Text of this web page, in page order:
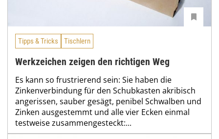
Tipps & Tricks Tischlern
Werkzeichen zeigen den richtigen Weg
Es kann so frustrierend sein: Sie haben die
Zinkenverbindung für den Schubkasten akribisch
angerissen, sauber gesägt, penibel Schwalben und
Zinken ausgestemmt und alle vier Ecken einmal
testweise zusammengesteckt:...